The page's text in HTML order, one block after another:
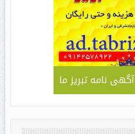
آگهی نامه تبریز ما